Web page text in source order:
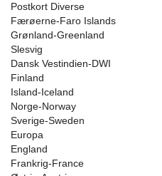
Postkort Diverse
Færøerne-Faro Islands
Grønland-Greenland
Slesvig
Dansk Vestindien-DWI
Finland
Island-Iceland
Norge-Norway
Sverige-Sweden
Europa
England
Frankrig-France